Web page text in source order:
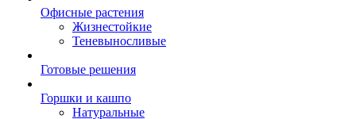
Офисные растения
Жизнестойкие
Теневыносливые
Готовые решения
Горшки и кашпо
Натуральные